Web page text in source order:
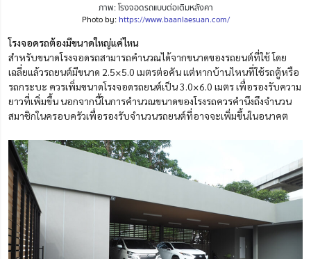
ภาพ: โรงจอดรถแบบต่อเติมหลังคา
Photo by: https://www.baanlaesuan.com/
โรงจอดรถต้องมีขนาดใหญ่แค่ไหน
สำหรับขนาดโรงจอดรถสามารถคำนวณได้จากขนาดของรถยนต์ที่ใช้ โดย
เฉลี่ยแล้วรถยนต์มีขนาด 2.5×5.0 เมตรต่อคัน แต่หากบ้านไหนที่ใช้รถตู้หรือ
รถกระบะ ควรเพิ่มขนาดโรงจอดรถยนต์เป็น 3.0×6.0 เมตร เพื่อรองรับความ
ยาวที่เพิ่มขึ้น นอกจากนี้ในการคำนวณขนาดของโรงรถควรคำนึงถึงจำนวน
สมาชิกในครอบครัวเพื่อรองรับจำนวนรถยนต์ที่อาจจะเพิ่มขึ้นในอนาคต